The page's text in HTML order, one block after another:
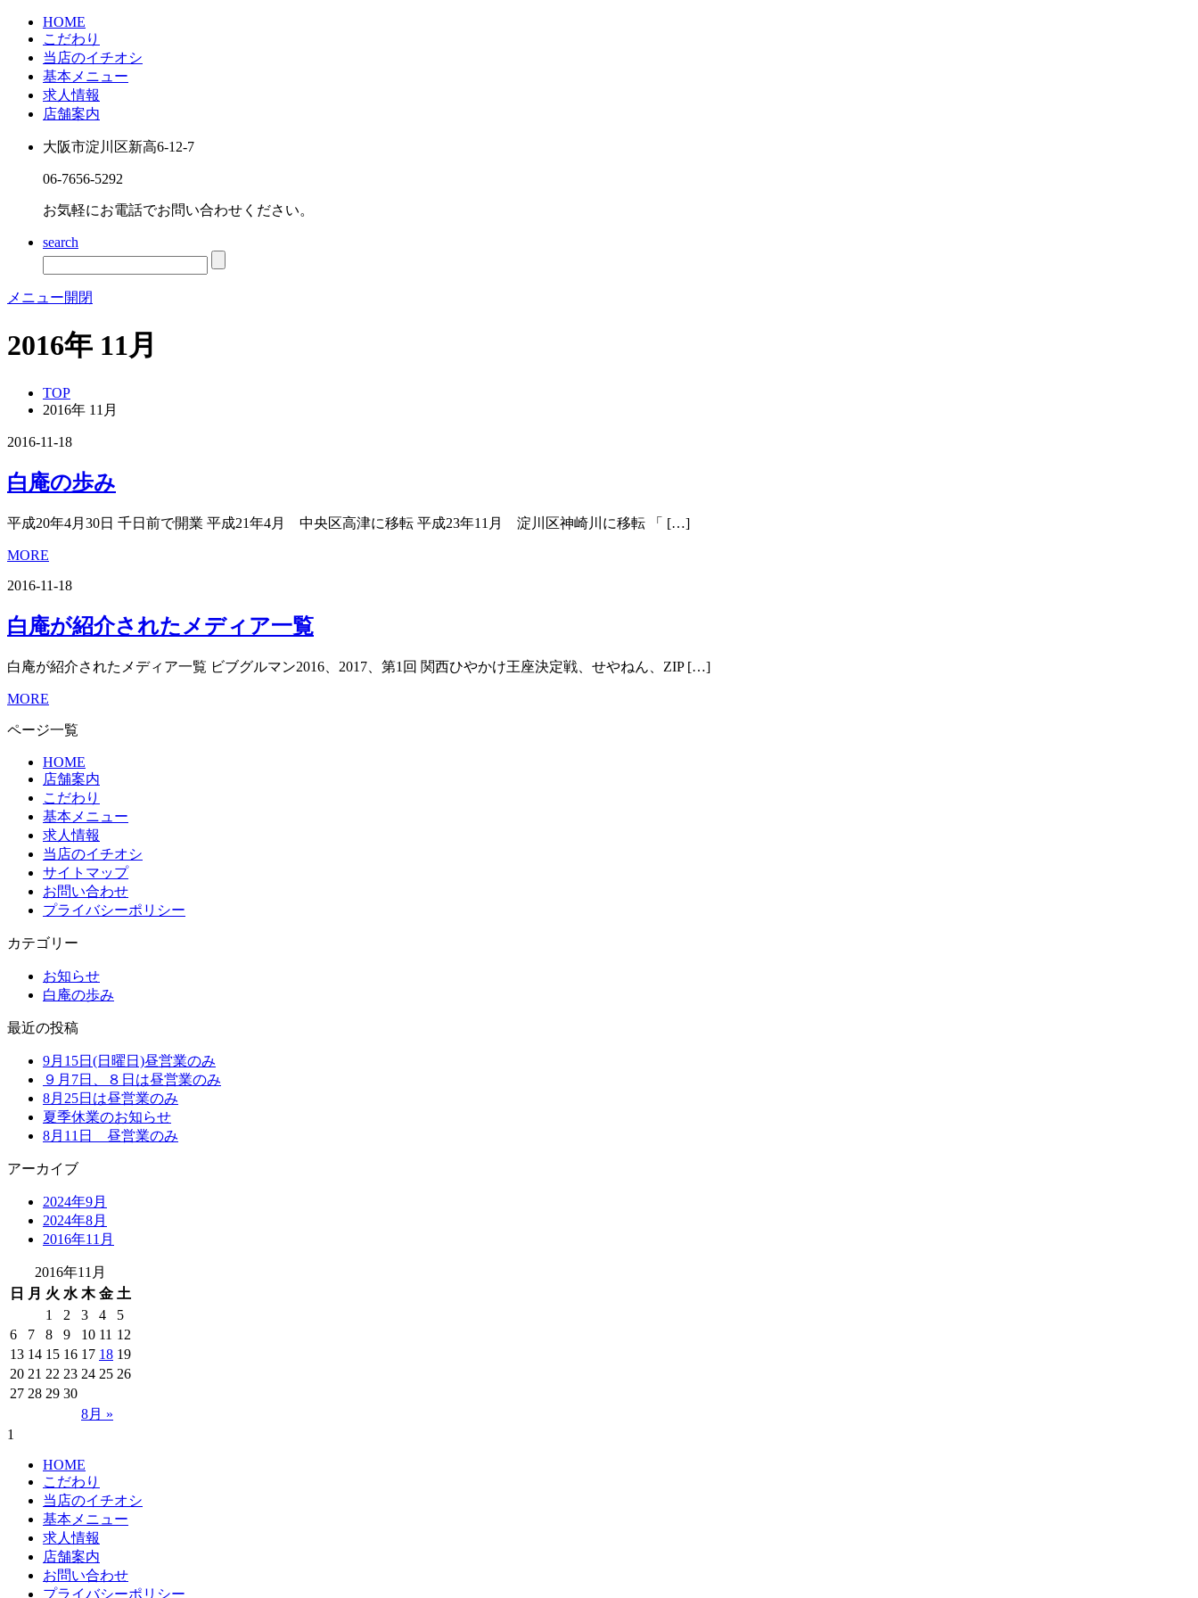
HOME
こだわり
当店のイチオシ
基本メニュー
求人情報
店舗案内
大阪市淀川区新高6-12-7
06-7656-5292
お気軽にお電話でお問い合わせください。
search
メニュー開閉
2016年 11月
TOP
2016年 11月
2016-11-18
白庵の歩み
平成20年4月30日 千日前で開業 平成21年4月 中央区高津に移転 平成23年11月 淀川区神崎川に移転 「 […]
MORE
2016-11-18
白庵が紹介されたメディア一覧
白庵が紹介されたメディア一覧 ビブグルマン2016、2017、第1回 関西ひやかけ王座決定戦、せやねん、ZIP […]
MORE
ページ一覧
HOME
店舗案内
こだわり
基本メニュー
求人情報
当店のイチオシ
サイトマップ
お問い合わせ
プライバシーポリシー
カテゴリー
お知らせ
白庵の歩み
最近の投稿
9月15日(日曜日)昼営業のみ
９月7日、８日は昼営業のみ
8月25日は昼営業のみ
夏季休業のお知らせ
8月11日 昼営業のみ
アーカイブ
2024年9月
2024年8月
2016年11月
2016年11月
日
月 火 水 木 金 土
8月 »
1 2 3 4
5
6
7 8 9 10 11 12
13 14 15 16 17 18 19
20 21 22 23 24 25 26
27 28 29 30
1
HOME
こだわり
当店のイチオシ
基本メニュー
求人情報
店舗案内
お問い合わせ
プライバシーポリシー